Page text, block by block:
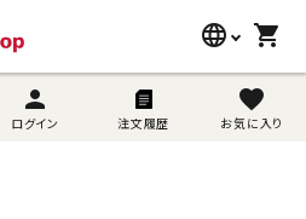
language
lang-name
shopping_cart
person
ログイン 注文履歴
favorite
お気に入り
search